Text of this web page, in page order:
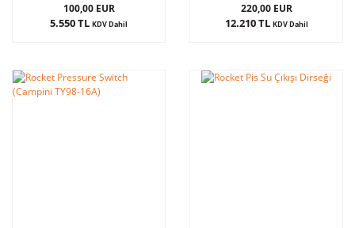
100,00 EUR
5.550 TL KDV Dahil
220,00 EUR
12.210 TL KDV Dahil